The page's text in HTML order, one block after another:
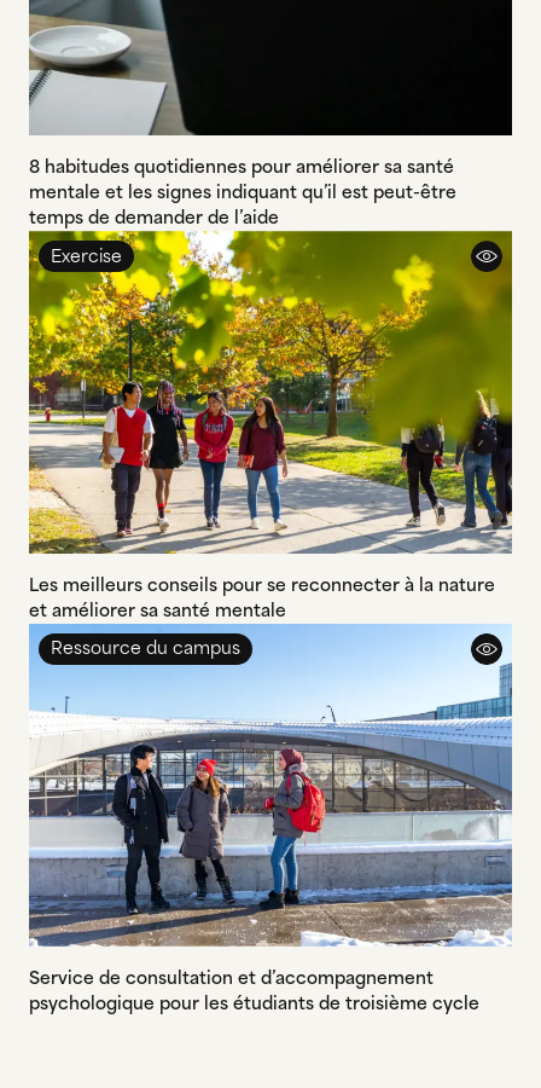
8 habitudes quotidiennes pour améliorer sa santé
mentale et les signes indiquant qu’il est peut-être
temps de demander de l’aide
Les meilleurs conseils pour se reconnecter à la nature
et améliorer sa santé mentale
Exercise
Service de consultation et d’accompagnement
psychologique pour les étudiants de troisième cycle
Ressource du campus